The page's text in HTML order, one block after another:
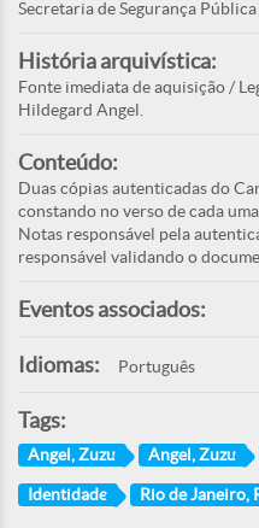
Secretaria de Segurança Pública
História arquivística:
Fonte imediata de aquisição /
Hildegard Angel.
Conteúdo:
Duas cópias autenticadas do
constando no verso de cada
Notas responsável pela
responsável validando o
Eventos associados:
Idiomas: Português
Tags:
Angel, Zuzu Angel, Zuzu
Identidade Rio de Janeiro,